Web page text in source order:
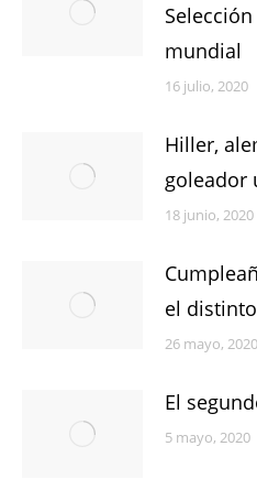
mundial
16 julio, 2020
Hiller,
goleador
18 junio, 2020
el distinto
26 mayo, 2020
El
5 mayo, 2020